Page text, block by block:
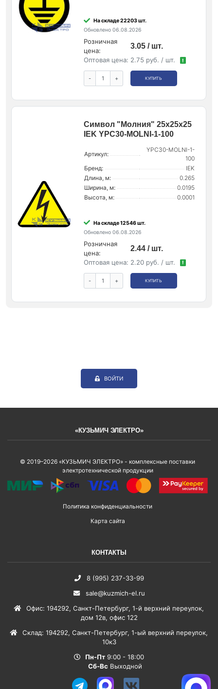
На складе 22203 шт.
Обновлено 06.08.2026
Розничная
цена:
3.05 / шт.
Оптовая цена: 2.75 руб. / шт. !
- + КУПИТЬ
Символ "Молния" 25х25х25
IEK YPC30-MOLNI-1-100
Артикул:
YPC30-MOLNI-1-
100
Бренд:
IEK
Длина, м:
0.265
Ширина, м:
0.0195
Высота, м:
0.0001
На складе 12546 шт.
Обновлено 06.08.2026
Розничная
цена:
2.44 / шт.
Оптовая цена: 2.20 руб. / шт. !
- + КУПИТЬ
ВОЙТИ
«КУЗЬМИЧ ЭЛЕКТРО»
© 2019–2026 «КУЗЬМИЧ ЭЛЕКТРО» - комплексные поставки
электротехнической продукции
Политика конфиденциальности
Карта сайта
КОНТАКТЫ
8 (995) 237-33-99
sale@kuzmich-el.ru
Офис: 194292, Санкт-Петербург, 1-й верхний переулок,
дом 12в, офис 122
Склад: 194292, Санкт-Петербург, 1-ый верхний переулок,
10к3
Пн-Пт 9:00 - 18:00
Сб-Вс Выходной